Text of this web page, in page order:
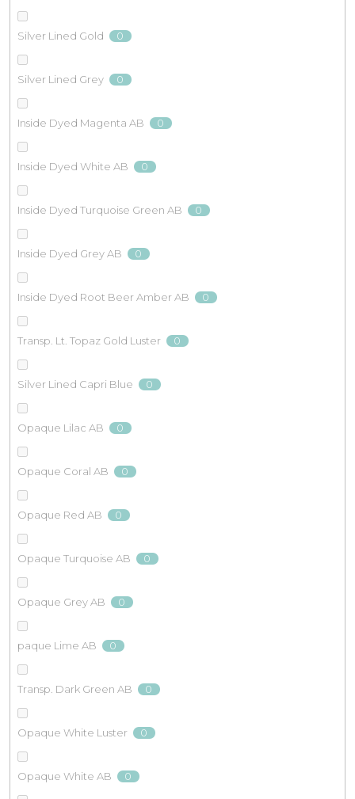
Silver Lined Gold 0
Silver Lined Grey 0
Inside Dyed Magenta AB 0
Inside Dyed White AB 0
Inside Dyed Turquoise Green AB 0
Inside Dyed Grey AB 0
Inside Dyed Root Beer Amber AB 0
Transp. Lt. Topaz Gold Luster 0
Silver Lined Capri Blue 0
Opaque Lilac AB 0
Opaque Coral AB 0
Opaque Red AB 0
Opaque Turquoise AB 0
Opaque Grey AB 0
paque Lime AB 0
Transp. Dark Green AB 0
Opaque White Luster 0
Opaque White AB 0